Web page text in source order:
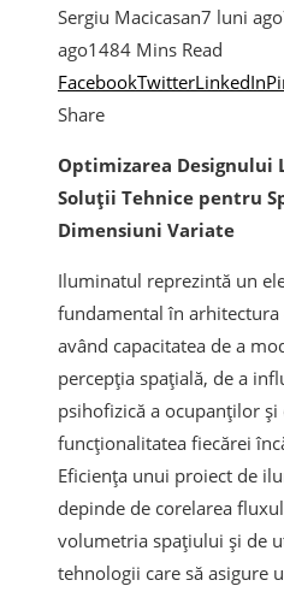
Sergiu Macicasan7 luni ago
ago1484 Mins Read
FacebookTwitterLinkedIn
Share
Optimizarea Designului
Soluții Tehnice pentru
Dimensiuni Variate
Iluminatul reprezintă un
fundamental în
având capacitatea de a
percepția spațială, de a
psihofizică a ocupanților și
funcționalitatea fiecărei
Eficiența unui proiect de
depinde de corelarea
volumetria spațiului și de
tehnologii care să asigure